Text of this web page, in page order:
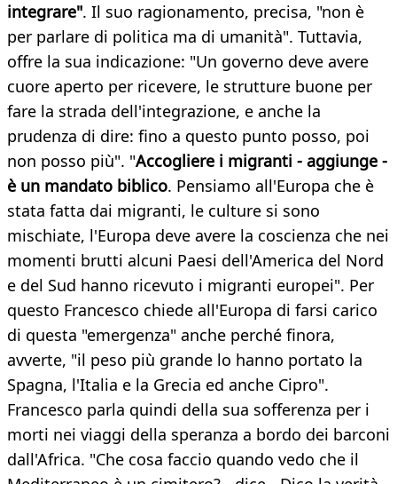
integrare". Il suo ragionamento, precisa, "non è
per parlare di politica ma di umanità". Tuttavia,
offre la sua indicazione: "Un governo deve avere
cuore aperto per ricevere, le strutture buone per
fare la strada dell'integrazione, e anche la
prudenza di dire: fino a questo punto posso, poi
non posso più". "Accogliere i migranti - aggiunge -
è un mandato biblico. Pensiamo all'Europa che è
stata fatta dai migranti, le culture si sono
mischiate, l'Europa deve avere la coscienza che nei
momenti brutti alcuni Paesi dell'America del Nord
e del Sud hanno ricevuto i migranti europei". Per
questo Francesco chiede all'Europa di farsi carico
di questa "emergenza" anche perché finora,
avverte, "il peso più grande lo hanno portato la
Spagna, l'Italia e la Grecia ed anche Cipro".
Francesco parla quindi della sua sofferenza per i
morti nei viaggi della speranza a bordo dei barconi
dall'Africa. "Che cosa faccio quando vedo che il